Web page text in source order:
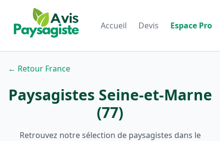
Accueil Devis Espace Pro
← Retour France
Paysagistes Seine-et-Marne
(77)
Retrouvez notre sélection de paysagistes dans le